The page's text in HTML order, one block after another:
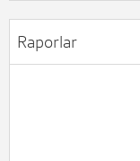
Raporlar